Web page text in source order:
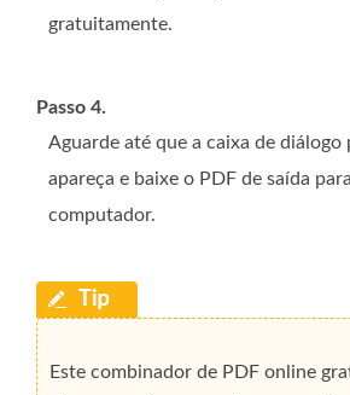
gratuitamente.
Passo 4.
Aguarde até que a caixa de diálogo
apareça e baixe o PDF de saída
computador.
Este combinador de PDF online